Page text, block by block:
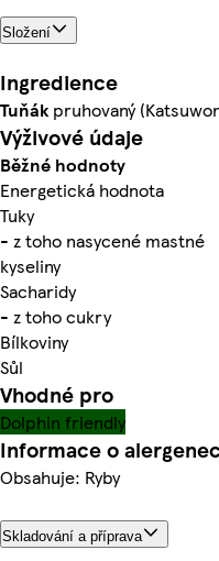
Složení
Ingredience
Tuňákpruhovaný
Výživové údaje
Běžné hodnoty
Energetická hodnota
Tuky
- z toho nasycené mastné
kyseliny
Sacharidy
- z toho cukry
Bílkoviny
Sůl
Vhodné pro
Dolphin friendly
Informace o
Obsahuje: Ryby
Skladování a příprava